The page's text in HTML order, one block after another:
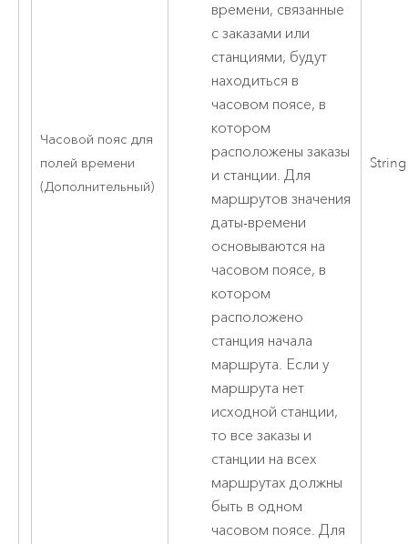
Часовой пояс для
полей времени
(Дополнительный)
времени, связанные
с заказами или
станциями, будут
находиться в
часовом поясе, в
котором
расположены заказы
и станции. Для
маршрутов значения
даты-времени
основываются на
часовом поясе, в
котором
расположено
станция начала
маршрута. Если у
маршрута нет
исходной станции,
то все заказы и
станции на всех
маршрутах должны
быть в одном
часовом поясе. Для
String